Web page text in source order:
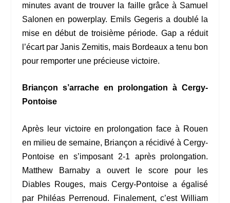
minutes avant de trouver la faille grâce à Samuel
Salonen en powerplay. Emils Gegeris a doublé la
mise en début de troisième période. Gap a réduit
l’écart par Janis Zemitis, mais Bordeaux a tenu bon
pour remporter une précieuse victoire.
Briançon s’arrache en prolongation à Cergy-
Pontoise
Après leur victoire en prolongation face à Rouen
en milieu de semaine, Briançon a récidivé à Cergy-
Pontoise en s’imposant 2-1 après prolongation.
Matthew Barnaby a ouvert le score pour les
Diables Rouges, mais Cergy-Pontoise a égalisé
par Philéas Perrenoud. Finalement, c’est William